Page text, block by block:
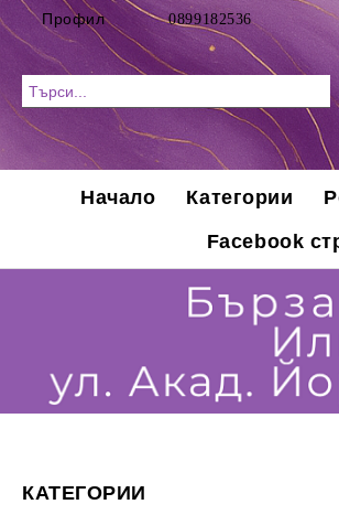
Профил 0899182536
Начало Категории
Facebook
КАТЕГОРИИ